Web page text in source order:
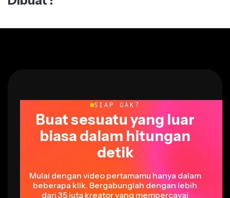
Buat sesuatu yang luar
biasa dalam hitungan
detik
beberapa klik. Bergabunglah dengan lebih
dari 35 juta kreator yang mempercayai
Kapwing untuk membuat lebih banyak konten